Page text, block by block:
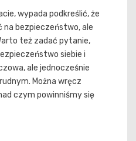
wypada podkreślić, że
na bezpieczeństwo, ale
też zadać pytanie,
siebie i
ale jednocześnie
Można wręcz
czym powinniśmy się